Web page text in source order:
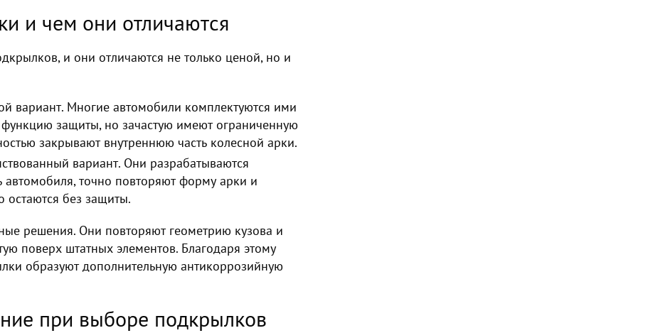
и чем они отличаются
и они отличаются не только ценой, но и
вариант. Многие автомобили комплектуются ими
защиты, но зачастую имеют ограниченную
закрывают внутреннюю часть колесной арки.
вариант. Они разрабатываются
точно повторяют форму арки и
остаются без защиты.
решения. Они повторяют геометрию кузова и
поверх штатных элементов. Благодаря этому
образуют дополнительную антикоррозийную
при выборе подкрылков